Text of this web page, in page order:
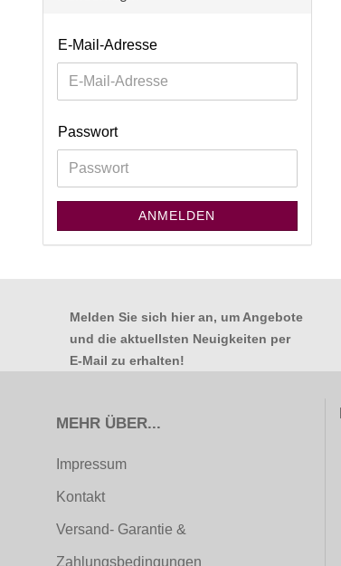
E-Mail-Adresse
Passwort
ANMELDEN
Melden Sie sich hier an, um Angebote
und die aktuellsten Neuigkeiten per
E-Mail zu erhalten!
MEHR ÜBER...
Impressum
Kontakt
Versand- Garantie &
Zahlungsbedingungen